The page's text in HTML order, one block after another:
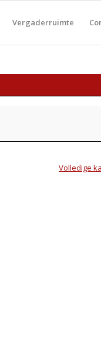
Vergaderruimte
Volledige